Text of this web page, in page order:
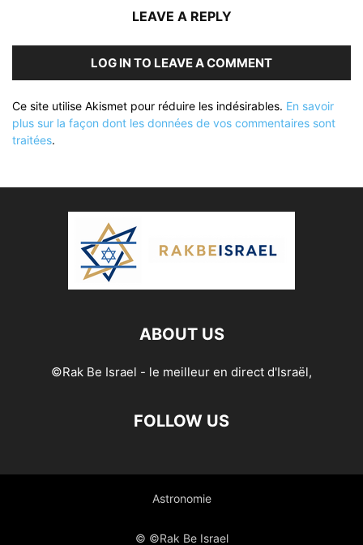
LEAVE A REPLY
LOG IN TO LEAVE A COMMENT
Ce site utilise Akismet pour réduire les indésirables. En savoir
plus sur la façon dont les données de vos commentaires sont
traitées.
ABOUT US
©Rak Be Israel - le meilleur en direct d'Israël,
FOLLOW US
Astronomie
© ©Rak Be Israel